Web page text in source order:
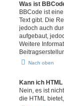
Was ist
BBCode ist
Text gibt. Die
jedoch auch
aufgebaut,
Weitere
Nach oben
Kann ich
Nein, es ist
die HTML